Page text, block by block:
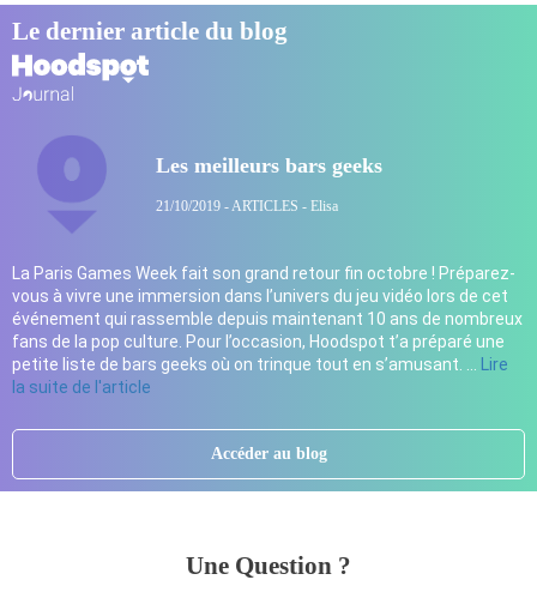
Le dernier article du blog
Les meilleurs bars geeks
21/10/2019 - ARTICLES - Elisa
La Paris Games Week fait son grand retour fin octobre ! Préparez-
vous à vivre une immersion dans l’univers du jeu vidéo lors de cet
événement qui rassemble depuis maintenant 10 ans de nombreux
fans de la pop culture. Pour l’occasion, Hoodspot t’a préparé une
petite liste de bars geeks où on trinque tout en s’amusant. …
Lire
la suite de l'article
Accéder au blog
Une Question ?